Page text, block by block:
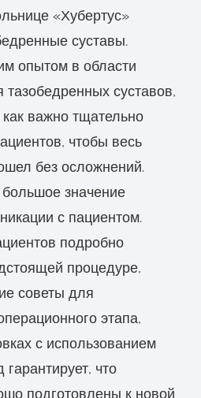
«Хубертус»
суставы.
опытом в области
тазобедренных суставов,
важно тщательно
чтобы весь
без осложнений.
значение
с пациентом.
подробно
процедуре,
советы для
этапа,
с использованием
гарантирует, что
подготовлены к новой